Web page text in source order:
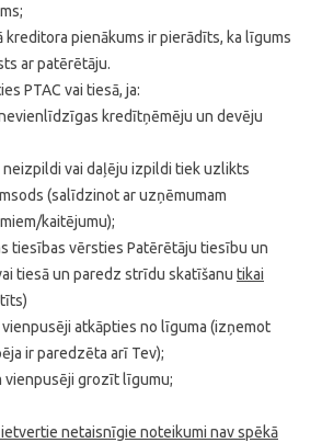
kreditora pienākums ir pierādīts, ka līgums
ar patērētāju.
PTAC vai tiesā, ja:
kredītņēmēju un devēju
neizpildi vai daļēju izpildi tiek uzlikts
(salīdzinot ar uzņēmumam
kaitējumu);
tiesības vērsties Patērētāju tiesību un
tiesā un paredz strīdu skatīšanu tikai
atkāpties no līguma (izņemot
ir paredzēta arī Tev);
vienpusēji grozīt līgumu;
netaisnīgie noteikumi nav spēkā